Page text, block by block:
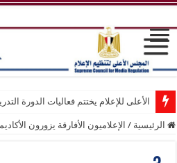
الأعلى للإعلام يختتم فعاليات الدورة
الرئيسية / الإعلاميون الأفارقة يزورون